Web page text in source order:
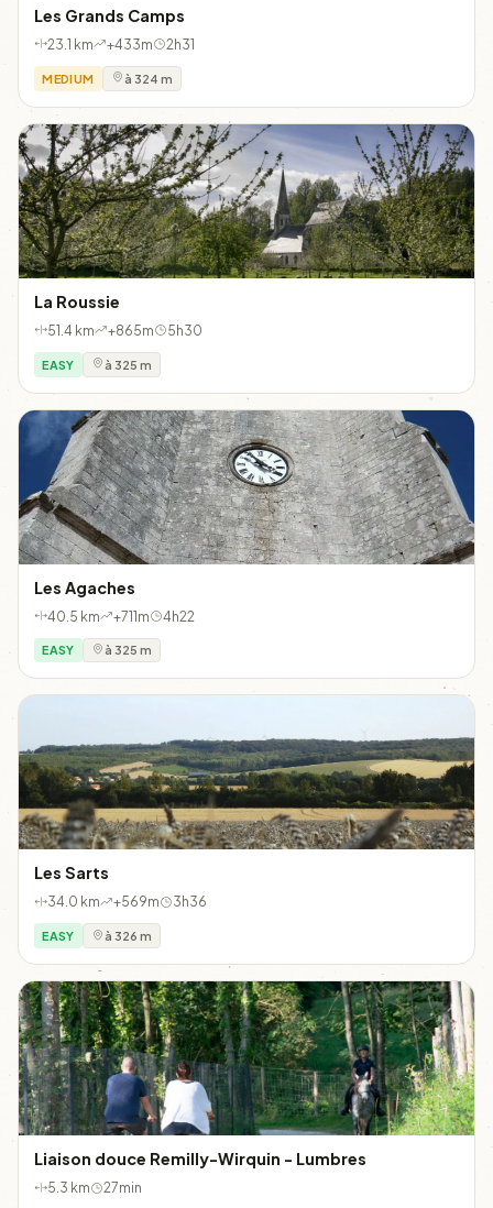
Les Grands Camps
23.1 km +433m 2h31
MEDIUM à 324 m
La Roussie
51.4 km +865m 5h30
EASY à 325 m
Les Agaches
40.5 km +711m 4h22
EASY à 325 m
Les Sarts
34.0 km +569m 3h36
EASY à 326 m
Liaison douce Remilly-Wirquin - Lumbres
5.3 km 27min